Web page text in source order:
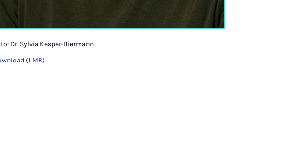
Dr. Sylvia Kesper-Biermann
(1 MB)